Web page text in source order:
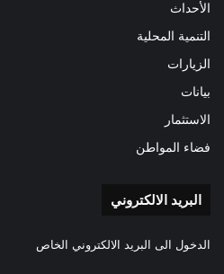
الأحداث
التنمية المحلية
الزيارات
بيانات
الاستثمار
فضاء المواطن
البريد الالكتروني
الدخول الى البريد الالكتروني الخاص